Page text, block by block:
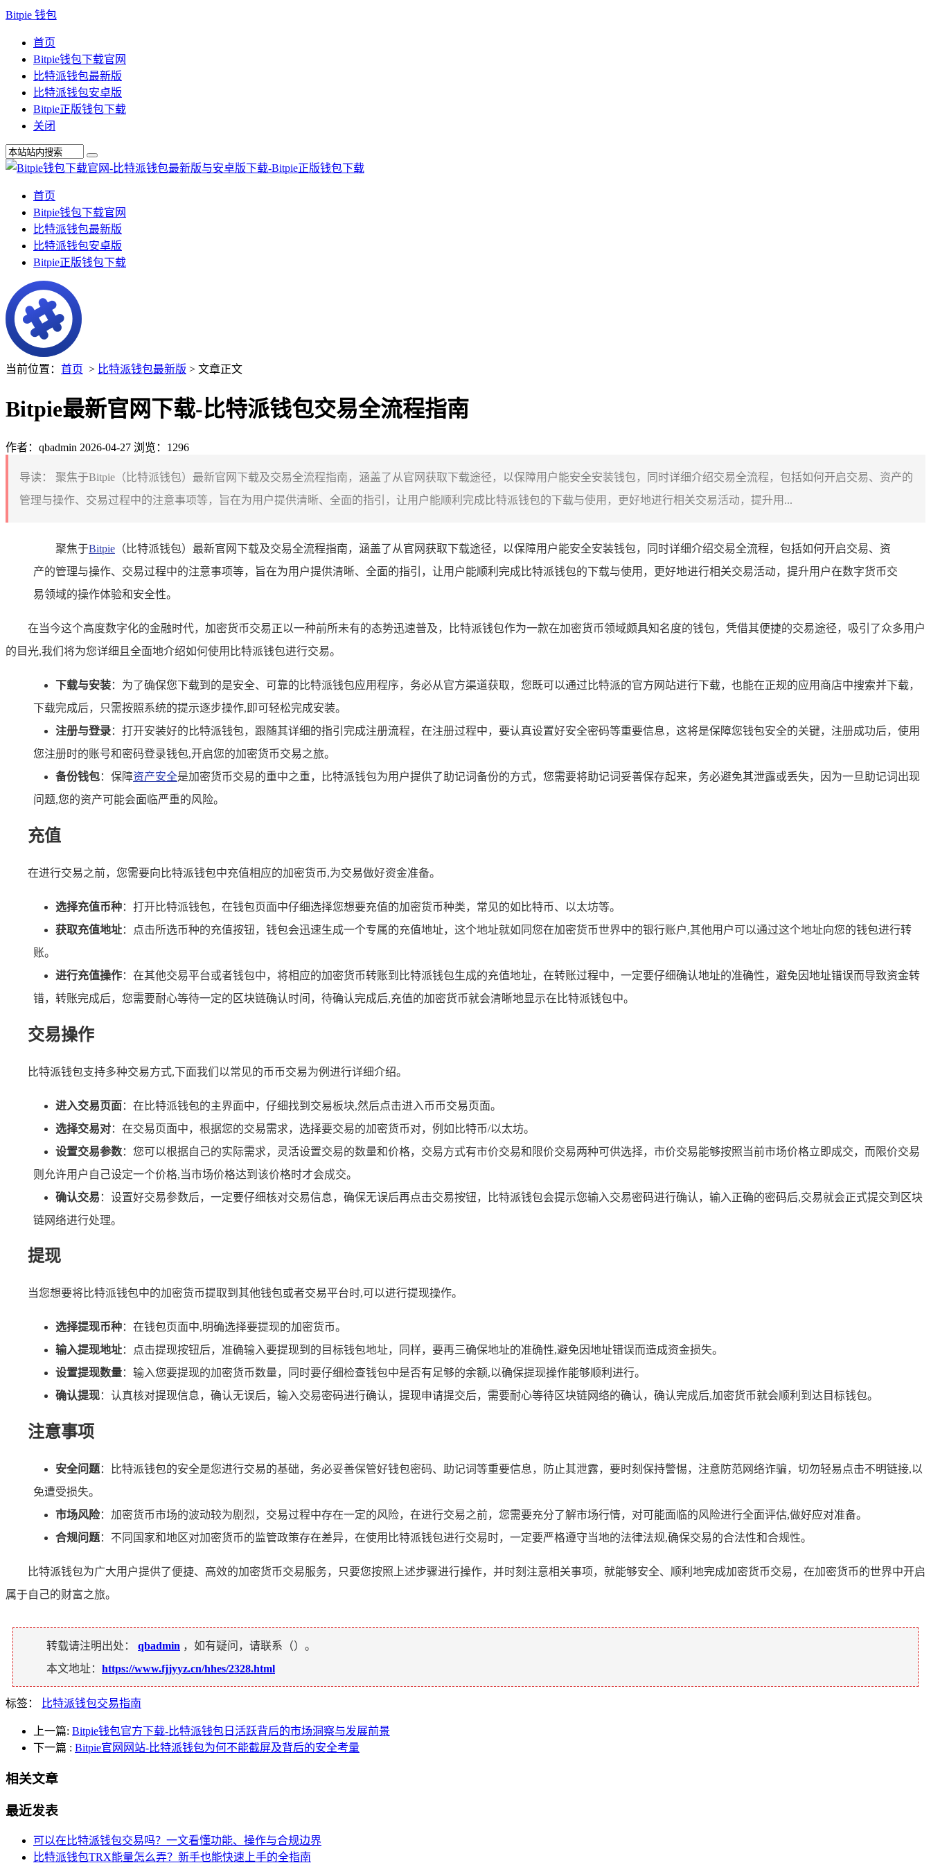
Bitpie 钱包
首页
Bitpie钱包下载官网
比特派钱包最新版
比特派钱包安卓版
Bitpie正版钱包下载
关闭
首页
Bitpie钱包下载官网
比特派钱包最新版
比特派钱包安卓版
Bitpie正版钱包下载
当前位置： 首页 > 比特派钱包最新版 > 文章正文
Bitpie最新官网下载-比特派钱包交易全流程指南
作者：qbadmin 2026-04-27 浏览：1296
导读：
聚焦于Bitpie（比特派钱包）最新官网下载及交易全流程指南，涵盖了从官网获取下载途径，以保障用户能安全安装钱包，同时详细介绍交易全流程，包括如何开启交易、资产的
管理与操作、交易过程中的注意事项等，旨在为用户提供清晰、全面的指引，让用户能顺利完成比特派钱包的下载与使用，更好地进行相关交易活动，提升用...
聚焦于Bitpie （比特派钱包）最新官网下载及交易全流程指南，涵盖了从官网获取下载途径，以保障用户能安全安装钱包，同时详细介绍交易全流程，包括如何开启交易、资
产的管理与操作、交易过程中的注意事项等，旨在为用户提供清晰、全面的指引，让用户能顺利完成比特派钱包的下载与使用，更好地进行相关交易活动，提升用户在数字货币交
易领域的操作体验和安全性。
在当今这个高度数字化的金融时代，加密货币交易正以一种前所未有的态势迅速普及，比特派钱包作为一款在加密货币领域颇具知名度的钱包，凭借其便捷的交易途径，吸引了众多用户
的目光,我们将为您详细且全面地介绍如何使用比特派钱包进行交易。
下载与安装：为了确保您下载到的是安全、可靠的比特派钱包应用程序，务必从官方渠道获取，您既可以通过比特派的官方网站进行下载，也能在正规的应用商店中搜索并下载，
下载完成后，只需按照系统的提示逐步操作,即可轻松完成安装。
注册与登录：打开安装好的比特派钱包，跟随其详细的指引完成注册流程，在注册过程中，要认真设置好安全密码等重要信息，这将是保障您钱包安全的关键，注册成功后，使用
您注册时的账号和密码登录钱包,开启您的加密货币交易之旅。
备份钱包：保障资产安全是加密货币交易的重中之重，比特派钱包为用户提供了助记词备份的方式，您需要将助记词妥善保存起来，务必避免其泄露或丢失，因为一旦助记词出现
问题,您的资产可能会面临严重的风险。
充值
在进行交易之前，您需要向比特派钱包中充值相应的加密货币,为交易做好资金准备。
选择充值币种：打开比特派钱包，在钱包页面中仔细选择您想要充值的加密货币种类，常见的如比特币、以太坊等。
获取充值地址：点击所选币种的充值按钮，钱包会迅速生成一个专属的充值地址，这个地址就如同您在加密货币世界中的银行账户,其他用户可以通过这个地址向您的钱包进行转
账。
进行充值操作：在其他交易平台或者钱包中，将相应的加密货币转账到比特派钱包生成的充值地址，在转账过程中，一定要仔细确认地址的准确性，避免因地址错误而导致资金转
错，转账完成后，您需要耐心等待一定的区块链确认时间，待确认完成后,充值的加密货币就会清晰地显示在比特派钱包中。
交易操作
比特派钱包支持多种交易方式,下面我们以常见的币币交易为例进行详细介绍。
进入交易页面：在比特派钱包的主界面中，仔细找到交易板块,然后点击进入币币交易页面。
选择交易对：在交易页面中，根据您的交易需求，选择要交易的加密货币对，例如比特币/以太坊。
设置交易参数：您可以根据自己的实际需求，灵活设置交易的数量和价格，交易方式有市价交易和限价交易两种可供选择，市价交易能够按照当前市场价格立即成交，而限价交易
则允许用户自己设定一个价格,当市场价格达到该价格时才会成交。
确认交易 ：设置好交易参数后，一定要仔细核对交易信息，确保无误后再点击交易按钮，比特派钱包会提示您输入交易密码进行确认，输入正确的密码后,交易就会正式提交到区块
链网络进行处理。
提现
当您想要将比特派钱包中的加密货币提取到其他钱包或者交易平台时,可以进行提现操作。
选择提现币种：在钱包页面中,明确选择要提现的加密货币。
输入提现地址：点击提现按钮后，准确输入要提现到的目标钱包地址，同样，要再三确保地址的准确性,避免因地址错误而造成资金损失。
设置提现数量：输入您要提现的加密货币数量，同时要仔细检查钱包中是否有足够的余额,以确保提现操作能够顺利进行。
确认提现：认真核对提现信息，确认无误后，输入交易密码进行确认，提现申请提交后，需要耐心等待区块链网络的确认，确认完成后,加密货币就会顺利到达目标钱包。
注意事项
安全问题：比特派钱包的安全是您进行交易的基础，务必妥善保管好钱包密码、助记词等重要信息，防止其泄露，要时刻保持警惕，注意防范网络诈骗，切勿轻易点击不明链接,以
免遭受损失。
市场风险：加密货币市场的波动较为剧烈，交易过程中存在一定的风险，在进行交易之前，您需要充分了解市场行情，对可能面临的风险进行全面评估,做好应对准备。
合规问题：不同国家和地区对加密货币的监管政策存在差异，在使用比特派钱包进行交易时，一定要严格遵守当地的法律法规,确保交易的合法性和合规性。
比特派钱包为广大用户提供了便捷、高效的加密货币交易服务，只要您按照上述步骤进行操作，并时刻注意相关事项，就能够安全、顺利地完成加密货币交易，在加密货币的世界中开启
属于自己的财富之旅。
转载请注明出处： qbadmin ，如有疑问，请联系（）。
本文地址： https://www.fjjyyz.cn/hhes/2328.html
标签： 比特派钱包交易指南
上一篇: Bitpie钱包官方下载-比特派钱包日活跃背后的市场洞察与发展前景
下一篇 : Bitpie官网网站-比特派钱包为何不能截屏及背后的安全考量
相关文章
最近发表
可以在比特派钱包交易吗？一文看懂功能、操作与合规边界
比特派钱包TRX能量怎么弄？新手也能快速上手的全指南